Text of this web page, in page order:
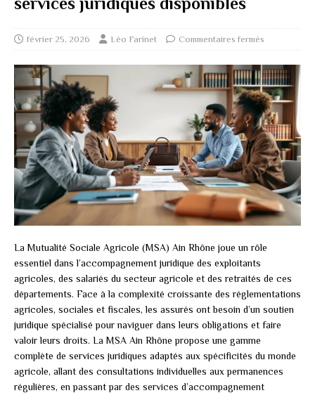
février 25, 2026 Léo Farinet Commentaires fermés
La Mutualité Sociale Agricole (MSA) Ain Rhône joue un rôle
essentiel dans l’accompagnement juridique des exploitants
agricoles, des salariés du secteur agricole et des retraités de ces
départements. Face à la complexité croissante des réglementations
agricoles, sociales et fiscales, les assurés ont besoin d’un soutien
juridique spécialisé pour naviguer dans leurs obligations et faire
valoir leurs droits. La MSA Ain Rhône propose une gamme
complète de services juridiques adaptés aux spécificités du monde
agricole, allant des consultations individuelles aux permanences
régulières, en passant par des services d’accompagnement